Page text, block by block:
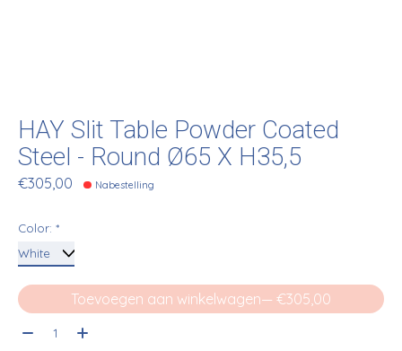
HAY Slit Table Powder Coated
Steel - Round Ø65 X H35,5
€305,00 Nabestelling
Color: *
Toevoegen aan winkelwagen
— €305,00
Aantal: